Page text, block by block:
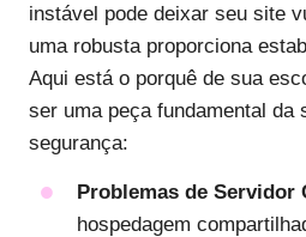
instável pode deixar seu site
uma robusta proporciona
Aqui está o porquê de sua
ser uma peça fundamental da
segurança:
Problemas de Servidor
hospedagem